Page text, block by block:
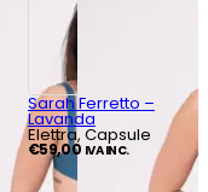
Sarah Ferretto –
Lavanda
Elettra, Capsule
€59,00 IVA INC.